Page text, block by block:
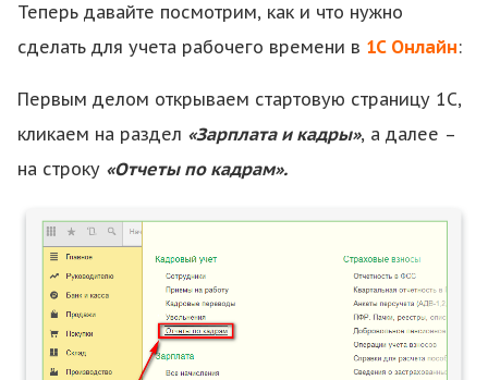
Теперь давайте посмотрим, как и что нужно
сделать для учета рабочего времени в 1С Онлайн:
Первым делом открываем стартовую страницу 1С,
кликаем на раздел «Зарплата и кадры», а далее –
на строку «Отчеты по кадрам».